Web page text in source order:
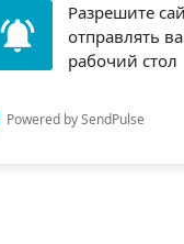
Разрешите
отправлять
рабочий стол